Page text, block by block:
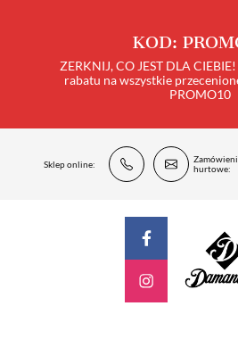
KOD:
ZERKNIJ, CO JEST DLA
rabatu na wszystkie
PROMO10
Sklep online:
hurtowe: